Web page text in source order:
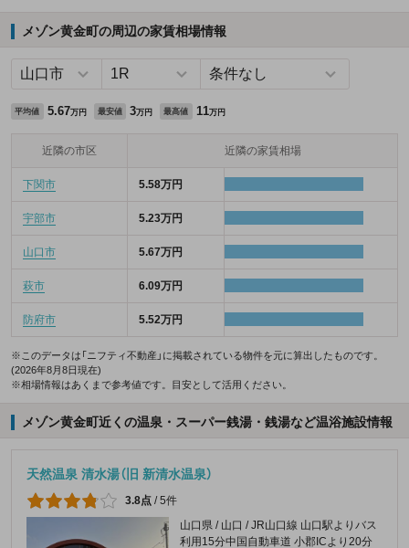
メゾン黄金町の周辺の家賃相場情報
平均値 5.67万円 最安値 3万円 最高値 11万円
近隣の市区 近隣の家賃相場
下関市 5.58万円
宇部市 5.23万円
山口市 5.67万円
萩市 6.09万円
防府市 5.52万円
※このデータは「ニフティ不動産」に掲載されている物件を元に算出したものです。
(2026年8月8日現在)
※相場情報はあくまで参考値です。目安として活用ください。
メゾン黄金町近くの温泉・スーパー銭湯・銭湯など温浴施設情報
天然温泉 清水湯（旧 新清水温泉）
3.8点 /5件
山口県 / 山口 / JR山口線 山口駅よりバス
利用15分中国自動車道 小郡ICより20分